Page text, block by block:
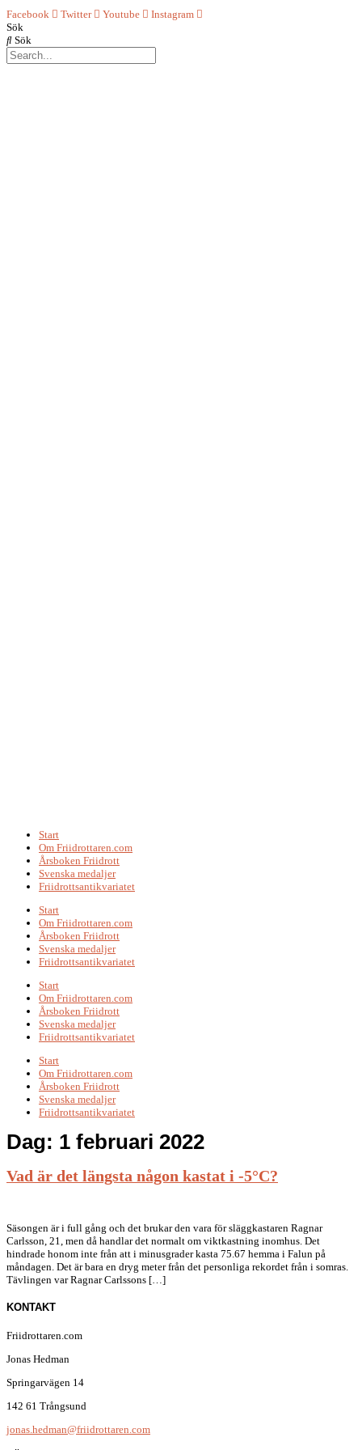
Facebook Twitter Youtube
Instagram
Sök
Sök
Start
Om Friidrottaren.com
Årsboken Friidrott
Svenska medaljer
Friidrottsantikvariatet
Start
Om Friidrottaren.com
Årsboken Friidrott
Svenska medaljer
Friidrottsantikvariatet
Start
Om Friidrottaren.com
Årsboken Friidrott
Svenska medaljer
Friidrottsantikvariatet
Start
Om Friidrottaren.com
Årsboken Friidrott
Svenska medaljer
Friidrottsantikvariatet
Dag: 1 februari 2022
Vad är det längsta någon kastat i -5°C?
Säsongen är i full gång och det brukar den vara för släggkastaren Ragnar
Carlsson, 21, men då handlar det normalt om viktkastning inomhus. Det
hindrade honom inte från att i minusgrader kasta 75.67 hemma i Falun på
måndagen. Det är bara en dryg meter från det personliga rekordet från i somras.
Tävlingen var Ragnar Carlssons […]
KONTAKT
Friidrottaren.com
Jonas Hedman
Springarvägen 14
142 61 Trångsund
jonas.hedman@friidrottaren.com